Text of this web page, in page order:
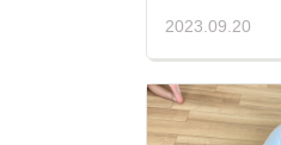
2023.09.20